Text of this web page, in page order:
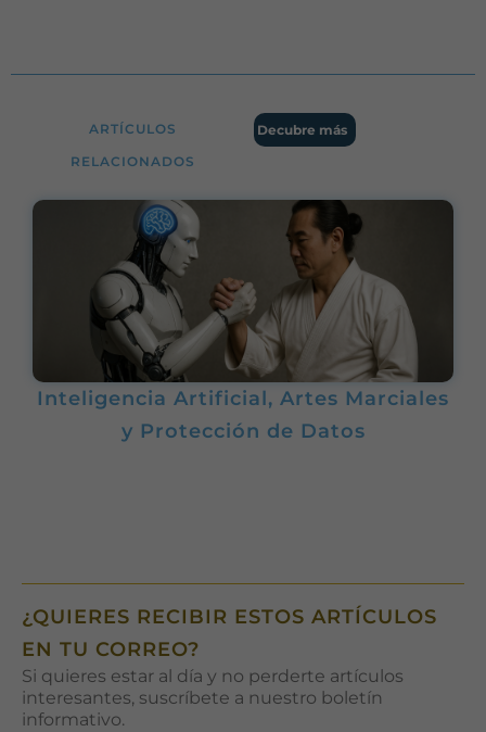
ARTÍCULOS
RELACIONADOS
Decubre más
Inteligencia Artificial, Artes Marciales
y Protección de Datos
¿QUIERES RECIBIR ESTOS ARTÍCULOS
EN TU CORREO?
Si quieres estar al día y no perderte artículos
interesantes, suscríbete a nuestro boletín
informativo.